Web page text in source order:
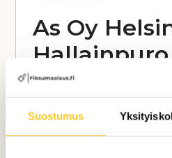
Suostumus
As Oy
Hallainpuro
Maalattavaa pinta-alaa